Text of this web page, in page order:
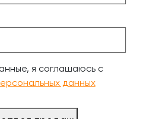
я соглашаюсь с
данных